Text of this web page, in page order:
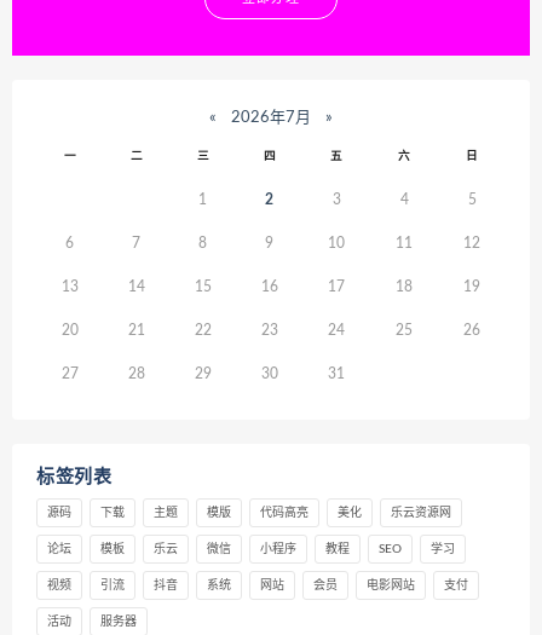
« 2026年7月 »
一 二 三 四 五 六 日
1 2 3 4 5
6 7 8 9 10 11 12
13 14 15 16 17 18 19
20 21 22 23 24 25 26
27 28 29 30 31
标签列表
源码 下载 主题 模版 代码高亮 美化 乐云资源网
论坛 模板 乐云 微信 小程序 教程 SEO 学习
视频 引流 抖音 系统 网站 会员 电影网站 支付
活动 服务器